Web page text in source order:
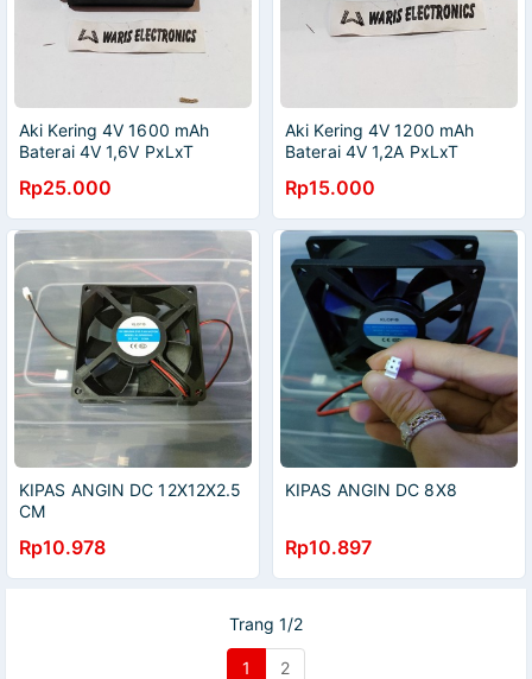
Aki Kering 4V 1600 mAh
Baterai 4V 1,6V PxLxT
Rp25.000
Aki Kering 4V 1200 mAh
Baterai 4V 1,2A PxLxT
Rp15.000
KIPAS ANGIN DC 12X12X2.5
CM
Rp10.978
KIPAS ANGIN DC 8X8
Rp10.897
Trang 1/2
1 2